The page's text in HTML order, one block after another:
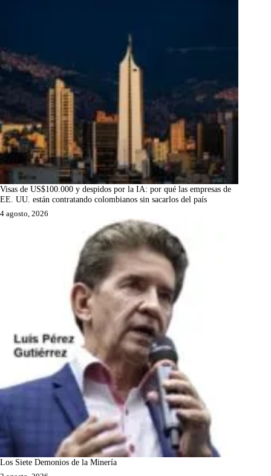
Visas de US$100.000 y despidos por la IA: por qué las empresas de
EE. UU. están contratando colombianos sin sacarlos del país
4 agosto, 2026
Los Siete Demonios de la Minería